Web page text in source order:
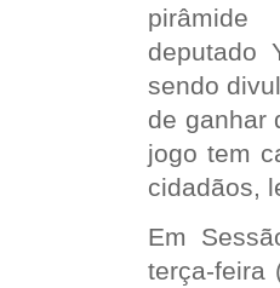
pirâmide
deputado
sendo
de ganhar
jogo tem
cidadãos,
Em
terça-feira